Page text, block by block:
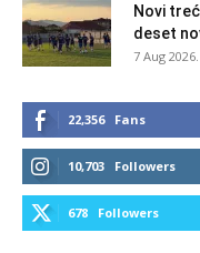
Novi
deset
7 Aug
22,356 Fans
10,703 Followers
678 Followers